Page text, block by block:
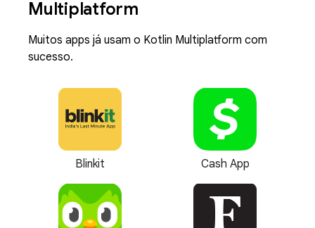
Multiplatform
Muitos apps já usam o Kotlin Multiplatform com
sucesso.
Blinkit Cash App